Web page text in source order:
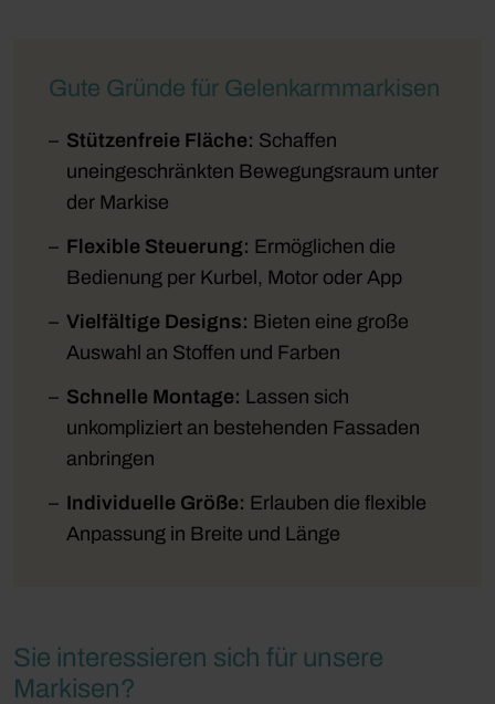
Gute Gründe für Gelenkarmmarkisen
Stützenfreie Fläche: Schaffen
uneingeschränkten Bewegungsraum unter
der Markise
Flexible Steuerung: Ermöglichen die
Bedienung per Kurbel, Motor oder App
Vielfältige Designs: Bieten eine große
Auswahl an Stoffen und Farben
Schnelle Montage: Lassen sich
unkompliziert an bestehenden Fassaden
anbringen
Individuelle Größe: Erlauben die flexible
Anpassung in Breite und Länge
Sie interessieren sich für unsere
Markisen?